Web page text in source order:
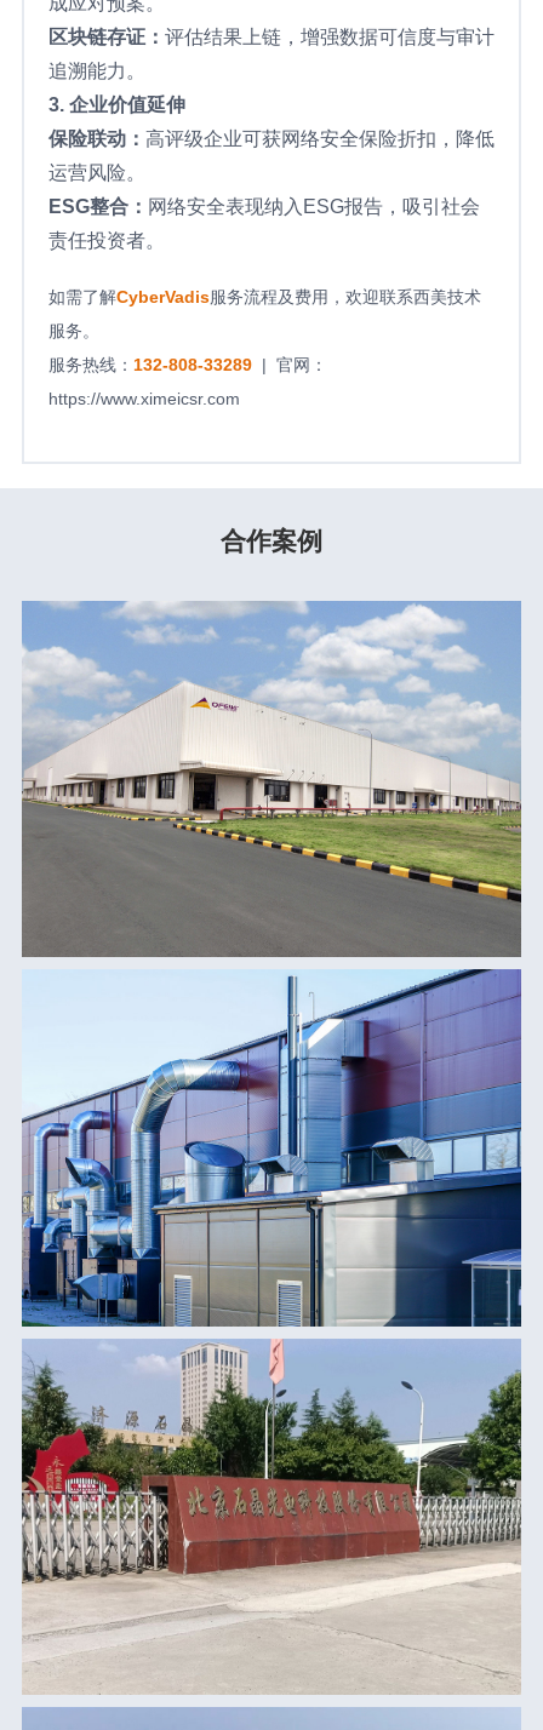
区块链存证： 评估结果上链，增强数据可信度与审计
追溯能力。
3. 企业价值延伸
保险联动： 高评级企业可获网络安全保险折扣，降低
运营风险。
ESG整合： 网络安全表现纳入ESG报告，吸引社会
责任投资者。
如需了解CyberVadis服务流程及费用，欢迎联系西美技术
服务。
服务热线： 132-808-33289| 官网：
https://www.ximeicsr.com
合作案例